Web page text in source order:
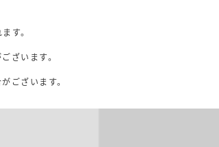
す。
ざいます。
ございます。